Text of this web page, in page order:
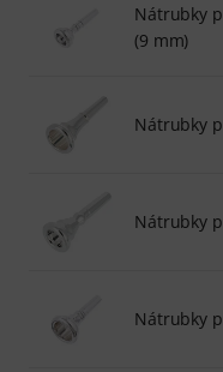
Nátrubky
(9 mm)
Nátrubky
Nátrubky
Nátrubky